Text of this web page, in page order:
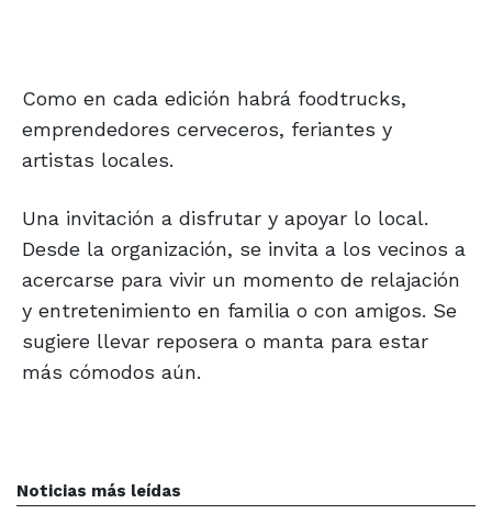
Como en cada edición habrá foodtrucks,
emprendedores cerveceros, feriantes y
artistas locales.
Una invitación a disfrutar y apoyar lo local.
Desde la organización, se invita a los vecinos a
acercarse para vivir un momento de relajación
y entretenimiento en familia o con amigos. Se
sugiere llevar reposera o manta para estar
más cómodos aún.
Noticias más leídas